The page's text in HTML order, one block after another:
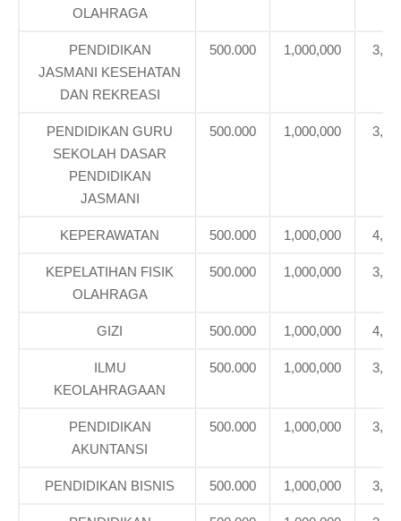
OLAHRAGA
PENDIDIKAN
JASMANI KESEHATAN
DAN REKREASI
500.000 1,000,000
PENDIDIKAN GURU
SEKOLAH DASAR
PENDIDIKAN
JASMANI
500.000 1,000,000
KEPERAWATAN 500.000 1,000,000
KEPELATIHAN FISIK
OLAHRAGA
500.000 1,000,000
GIZI 500.000 1,000,000
ILMU
KEOLAHRAGAAN
500.000 1,000,000
PENDIDIKAN
AKUNTANSI
500.000 1,000,000
PENDIDIKAN BISNIS 500.000 1,000,000